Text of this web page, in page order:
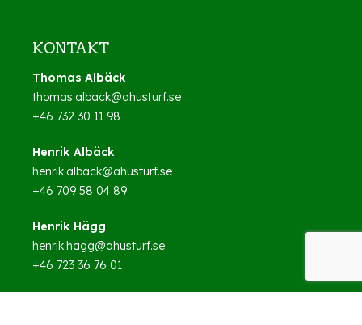
KONTAKT
Thomas Albäck
thomas.alback@ahusturf.se
+46 732 30 11 98
Henrik Albäck
henrik.alback@ahusturf.se
+46 709 58 04 89
Henrik Hägg
henrik.hagg@ahusturf.se
+46 723 36 76 01